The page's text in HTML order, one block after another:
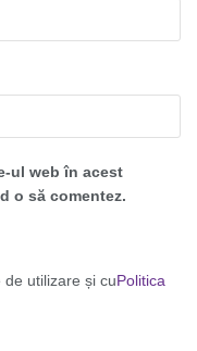
ul web în acest
o să comentez.
utilizare și cuPolitica